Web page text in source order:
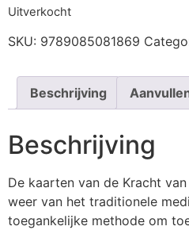
Uitverkocht
SKU: 9789085081869
Beschrijving
Beschrijving
De kaarten van de Kracht
weer van het traditionele
toegankelijke methode om